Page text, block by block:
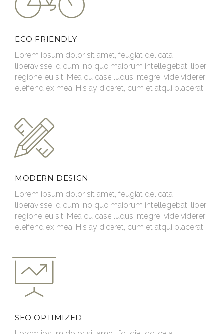
ECO FRIENDLY
Lorem ipsum dolor sit amet, feugiat delicata
liberavisse id cum, no quo maiorum intellegebat, liber
regione eu sit. Mea cu case ludus integre, vide viderer
eleifend ex mea. His ay diceret, cum et atqui placerat.
MODERN DESIGN
Lorem ipsum dolor sit amet, feugiat delicata
liberavisse id cum, no quo maiorum intellegebat, liber
regione eu sit. Mea cu case ludus integre, vide viderer
eleifend ex mea. His ay diceret, cum et atqui placerat.
SEO OPTIMIZED